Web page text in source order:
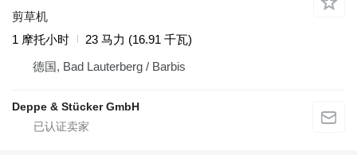
剪草机
1 摩托小时
23 马力 (16.91 千瓦)
德国, Bad Lauterberg / Barbis
Deppe & Stücker GmbH